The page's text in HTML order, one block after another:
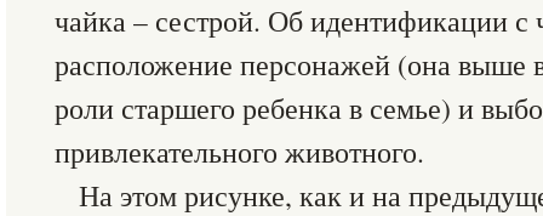
чайка – сестрой. Об идентификации с
расположение персонажей (она выше
роли старшего ребенка в семье) и
привлекательного животного.
На этом рисунке, как и на